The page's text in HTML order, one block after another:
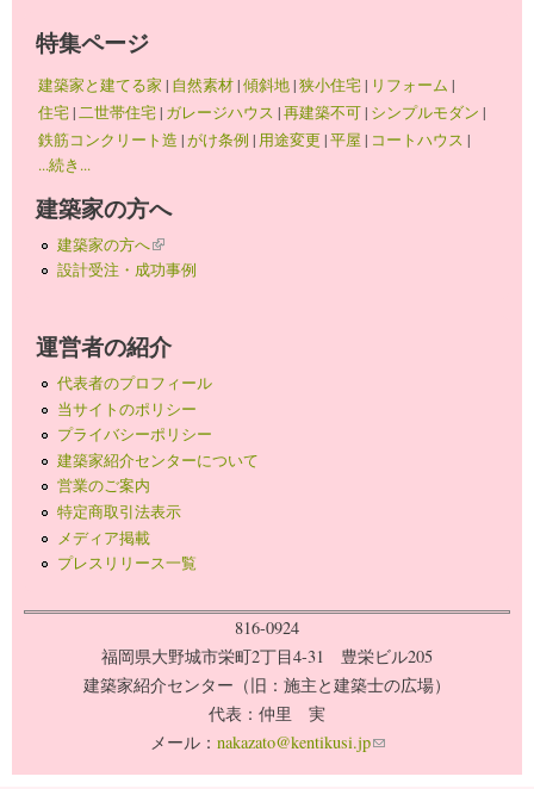
特集ページ
建築家と建てる家 | 自然素材|傾斜地|狭小住宅| リフォーム |
住宅|二世帯住宅| ガレージハウス |再建築不可| シンプルモダン |
鉄筋コンクリート造 |がけ条例 | 用途変更 |平屋 | コートハウス |
...続き...
建築家の方へ
建築家の方へ(link is external)
設計受注・成功事例
運営者の紹介
代表者のプロフィール
当サイトのポリシー
プライバシーポリシー
建築家紹介センターについて
営業のご案内
特定商取引法表示
メディア掲載
プレスリリース一覧
816-0924
福岡県大野城市栄町2丁目4-31 豊栄ビル205
建築家紹介センター（旧：施主と建築士の広場）
代表：仲里 実
メール： nakazato@kentikusi.jp(link sends e-mail)